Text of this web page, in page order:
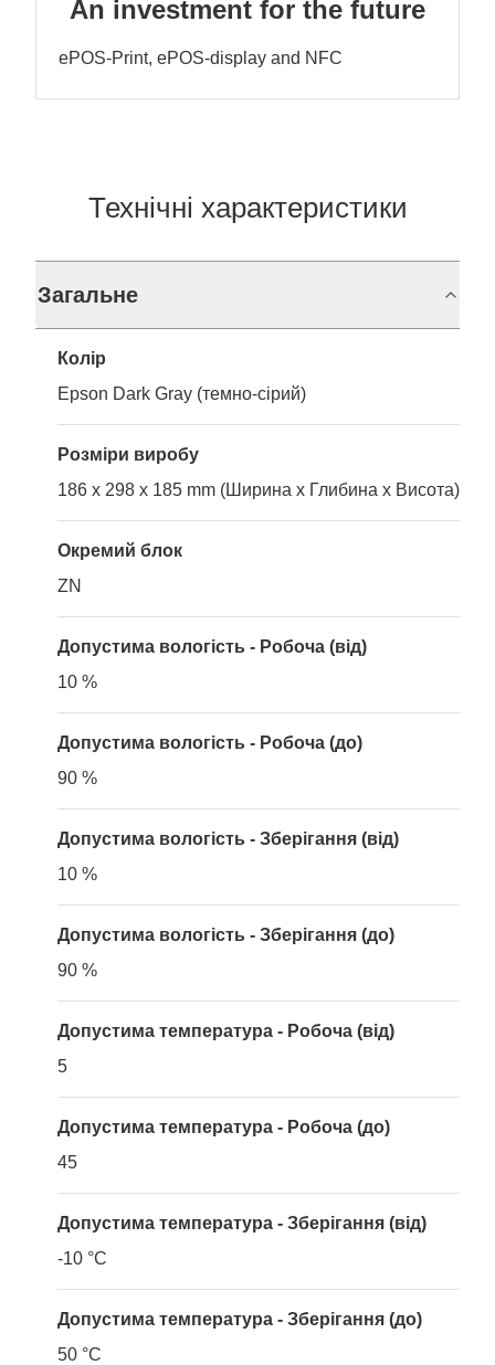
An investment for the future
ePOS-Print, ePOS-display and NFC
Технічні характеристики
Загальне
Колір
Epson Dark Gray (темно-сірий)
Розміри виробу
186 x 298 x 185 mm (Ширина x Глибина x Висота)
Окремий блок
ZN
Допустима вологість - Робоча (від)
10 %
Допустима вологість - Робоча (до)
90 %
Допустима вологість - Зберігання (від)
10 %
Допустима вологість - Зберігання (до)
90 %
Допустима температура - Робоча (від)
5
Допустима температура - Робоча (до)
45
Допустима температура - Зберігання (від)
-10 °C
Допустима температура - Зберігання (до)
50 °C